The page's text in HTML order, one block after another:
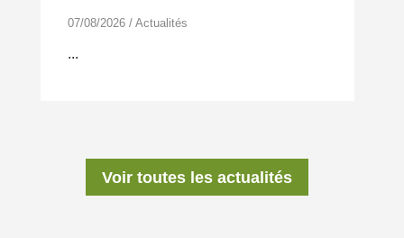
07/08/2026/ Actualités
...
Voir toutes les actualités